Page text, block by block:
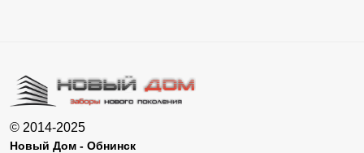
© 2014-2025
Новый Дом - Обнинск